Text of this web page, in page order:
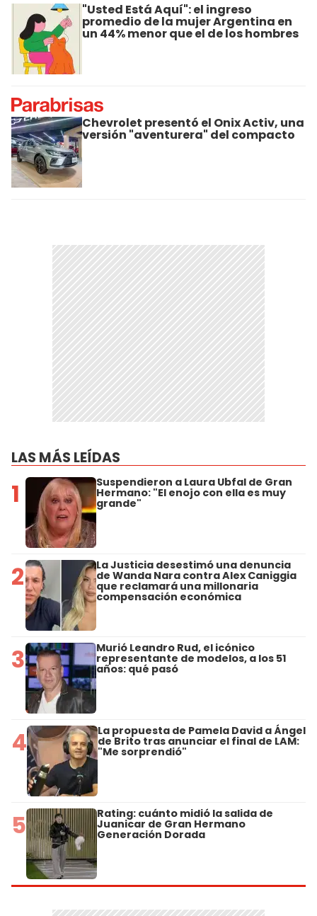
"Usted Está Aquí": el ingreso
promedio de la mujer Argentina en
un 44% menor que el de los hombres
Chevrolet presentó el Onix Activ, una
versión "aventurera" del compacto
LAS MÁS LEÍDAS
1 Suspendieron a Laura Ubfal de Gran
Hermano: "El enojo con ella es muy
grande"
2 La Justicia desestimó una denuncia
de Wanda Nara contra Alex Caniggia
que reclamará una millonaria
compensación económica
3 Murió Leandro Rud, el icónico
representante de modelos, a los 51
años: qué pasó
4 La propuesta de Pamela David a Ángel
de Brito tras anunciar el final de LAM:
"Me sorprendió"
5 Rating: cuánto midió la salida de
Juanicar de Gran Hermano
Generación Dorada